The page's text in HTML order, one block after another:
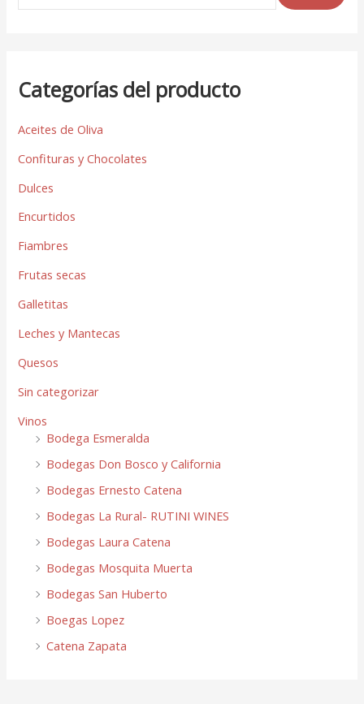
Categorías del producto
Aceites de Oliva
Confituras y Chocolates
Dulces
Encurtidos
Fiambres
Frutas secas
Galletitas
Leches y Mantecas
Quesos
Sin categorizar
Vinos
Bodega Esmeralda
Bodegas Don Bosco y California
Bodegas Ernesto Catena
Bodegas La Rural- RUTINI WINES
Bodegas Laura Catena
Bodegas Mosquita Muerta
Bodegas San Huberto
Boegas Lopez
Catena Zapata